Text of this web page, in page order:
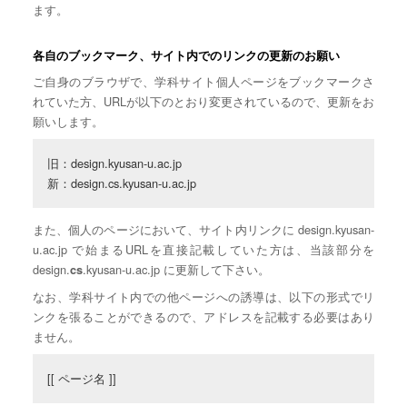
ます。
各自のブックマーク、サイト内でのリンクの更新のお願い
ご自身のブラウザで、学科サイト個人ページをブックマークさ
れていた方、URLが以下のとおり変更されているので、更新をお
願いします。
旧：design.kyusan-u.ac.jp
新：design.cs.kyusan-u.ac.jp
また、個人のページにおいて、サイト内リンクに design.kyusan-
u.ac.jp で始まるURLを直接記載していた方は、当該部分を
design.cs.kyusan-u.ac.jp に更新して下さい。
なお、学科サイト内での他ページへの誘導は、以下の形式でリ
ンクを張ることができるので、アドレスを記載する必要はあり
ません。
[[ ページ名 ]]